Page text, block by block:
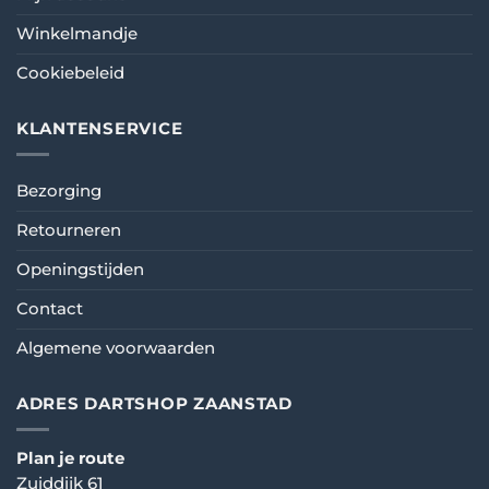
Winkelmandje
Cookiebeleid
KLANTENSERVICE
Bezorging
Retourneren
Openingstijden
Contact
Algemene voorwaarden
ADRES DARTSHOP ZAANSTAD
Plan je route
Zuiddijk 61